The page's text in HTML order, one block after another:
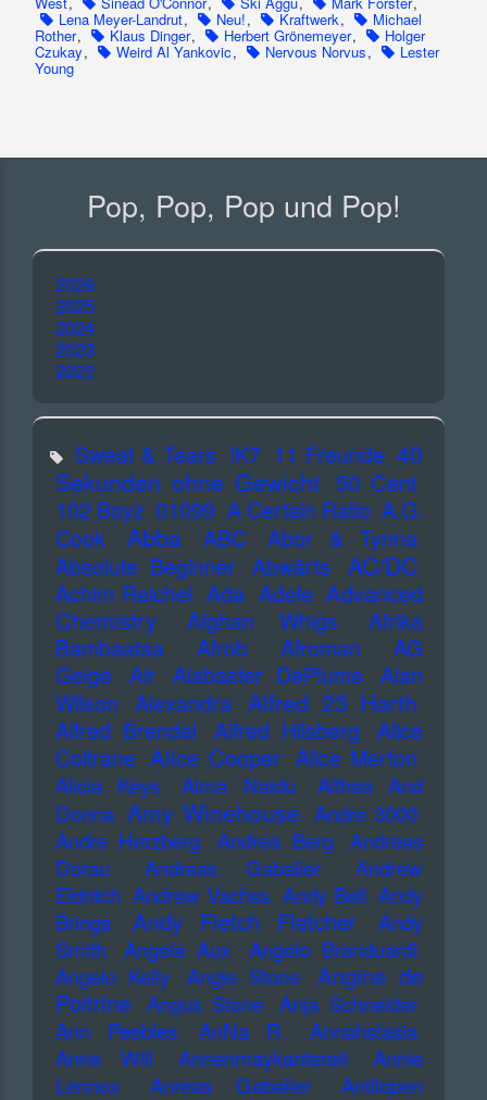
Lena Meyer-Landrut, Neu!, Kraftwerk, Michael
Rother, Klaus Dinger, Herbert Grönemeyer, Holger
Czukay, Weird Al Yankovic, Nervous Norvus, Lester
Young
Pop, Pop, Pop und Pop!
2026
2025
2024
2023
2022
Sweat & Tears !K7 11 Freunde 40
Sekunden ohne Gewicht 50 Cent
102 Boyz 01099 A Certain Ratio A.G.
Cook
Abba ABC
Abor & Tynna
Absolute Beginner Abwärts AC/DC
Achim Reichel Ada Adele Advanced
Chemistry
Afghan Whigs
Afrika
Bambaataa
Afrob Afroman
AG
Geige
Air Alabaster DePlume
Alan
Wilson Alexandra Alfred 23 Harth
Alfred Brendel Alfred Hilsberg
Alice
Coltrane Alice Cooper Alice Merton
Alicia Keys Alma Naidu
Althea And
Donna Amy Winehouse Andre 3000
Andre Herzberg
Andrea Berg
Andreas
Dorau
Andreas Gabalier
Andrew
Eldritch Andrew Vachss Andy Bell Andy
Brings
Andy Fletch Fletcher
Andy
Smith
Angela Aux
Angelo Branduardi
Angelo Kelly
Angie Stone
Angine de
Poitrine Angus Stone Anja Schneider
Ann Peebles
AnNa R.
Annahstasia
Anne Will
Annenmaykantereit
Annie
Lennox
Anreas Gabalier
Antilopen